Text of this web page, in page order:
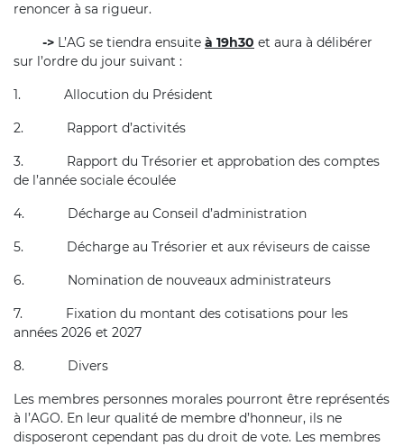
renoncer à sa rigueur.
-> L’AG se tiendra ensuite à 19h30 et aura à délibérer
sur l’ordre du jour suivant :
1. Allocution du Président
2. Rapport d’activités
3.
Rapport du Trésorier et approbation des comptes
de l’année sociale écoulée
4. Décharge au Conseil d’administration
5. Décharge au Trésorier et aux réviseurs de caisse
6. Nomination de nouveaux administrateurs
7.
Fixation du montant des cotisations pour les
années 2026 et 2027
8. Divers
Les membres personnes morales pourront être représentés
à l’AGO. En leur qualité de membre d’honneur, ils ne
disposeront cependant pas du droit de vote. Les membres